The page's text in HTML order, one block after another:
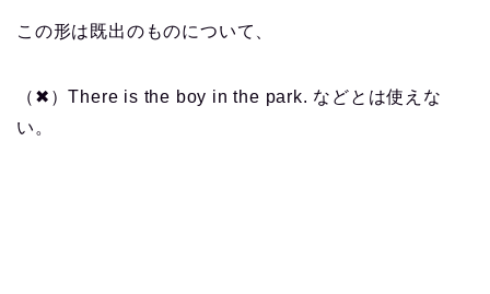
この形は既出のものについて、
（✖）There is the boy in the park. などとは使えな
い。